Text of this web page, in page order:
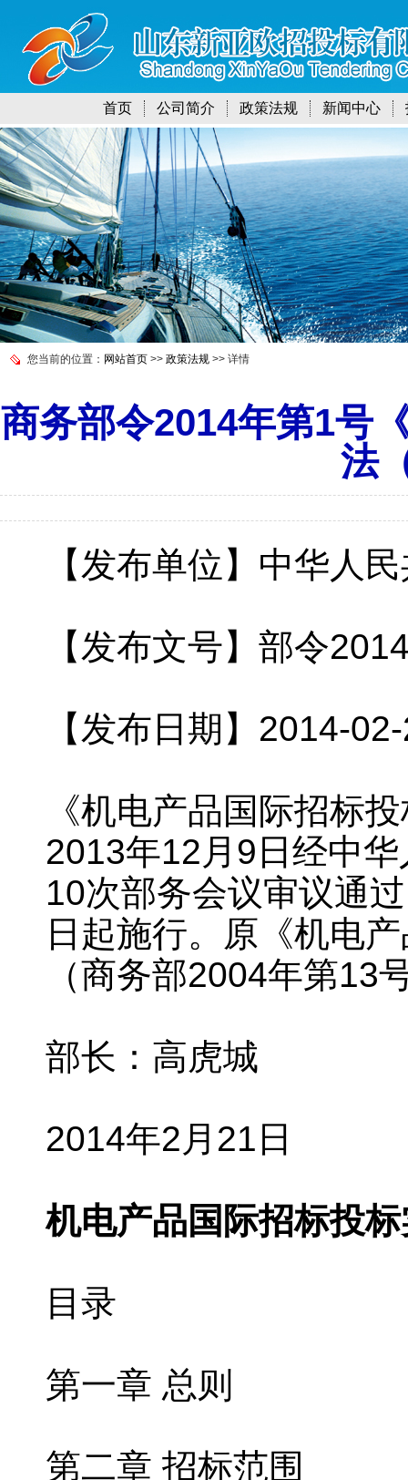
首页 公司简介 政策法规 新闻中心
您当前的位置： 网站首页 >> 政策法规 >> 详情
商务部令2014年第1号
法
【发布单位】中华人
【发布文号】部令
【发布日期】2014-
《机电产品国际招标
2013年12月9日经中
10次部务会议审议通
日起施行。原《机电
（商务部2004年第13
部长：高虎城
2014年2月21日
机电产品国际招标投
目录
第一章 总则
第二章 招标范围